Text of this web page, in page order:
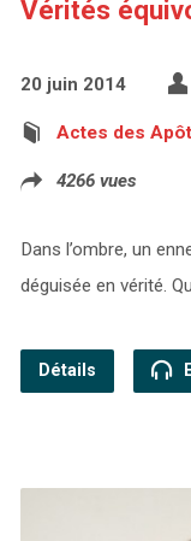
Vérités
20 juin 2014
Actes des
4266 vues
Dans l’ombre, un
déguisée en vérité.
Détails